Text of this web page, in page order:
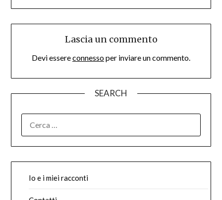
Lascia un commento
Devi essereconnessoper inviare un commento.
SEARCH
PER:
Io e i miei racconti